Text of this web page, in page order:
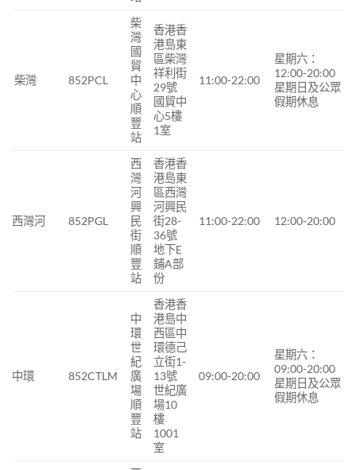
柴灣 852PCL
柴
灣
國
貿
中
心
順
豐
站
香港香
港島東
區柴灣
祥利街
29號
國貿中
心5樓
1室
11:00-22:00
星期六：
12:00-20:00
星期日及公眾
假期休息
西灣河 852PGL
西
灣
河
興
民
街
順
豐
站
香港香
港島東
區西灣
河興民
街28-
36號
地下E
鋪A部
份
11:00-22:00 12:00-20:00
中環 852CTLM
中
環
世
紀
廣
場
順
豐
站
香港香
港島中
西區中
環德己
立街1-
13號
世紀廣
場10
樓
1001
室
09:00-20:00
星期六：
09:00-20:00
星期日及公眾
假期休息